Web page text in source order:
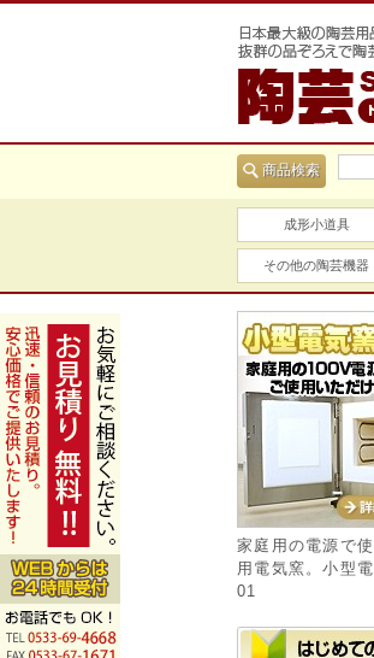
商品検索
成形小道具
その他の陶芸機器
当社
家庭用の電源で
用電気窯。小型
01